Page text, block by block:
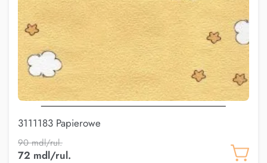
3111183 Papierowe
90 mdl/rul.
72 mdl/rul.